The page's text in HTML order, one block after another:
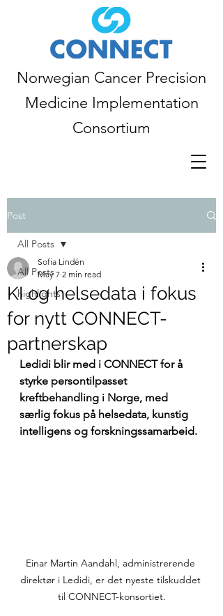
Norwegian Cancer Precision
Medicine Implementation
Consortium
Post
All Posts
highlights
All Posts
KI og helsedata i fokus
for nytt CONNECT-
partnerskap
Sofia Lindén
May 7 2 min read
Ledidi blir med i CONNECT for å
styrke persontilpasset
kreftbehandling i Norge, med
særlig fokus på helsedata, kunstig
intelligens og forskningssamarbeid.
Einar Martin Aandahl, administrerende
direktør i Ledidi, er det nyeste tilskuddet
til CONNECT-konsortiet.